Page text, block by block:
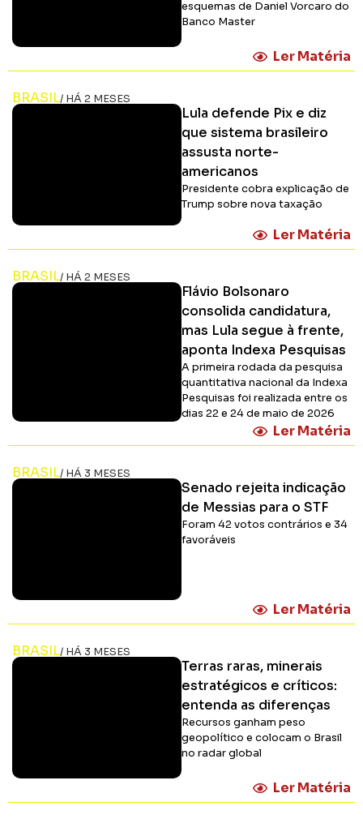
esquemas de Daniel Vorcaro do
Banco Master
Ler Matéria
BRASIL/ HÁ 2 MESES
Lula defende Pix e diz
que sistema brasileiro
assusta norte-
americanos
Presidente cobra explicação de
Trump sobre nova taxação
Ler Matéria
BRASIL/ HÁ 2 MESES
Flávio Bolsonaro
consolida candidatura,
mas Lula segue à frente,
aponta Indexa Pesquisas
A primeira rodada da pesquisa
quantitativa nacional da Indexa
Pesquisas foi realizada entre os
dias 22 e 24 de maio de 2026
Ler Matéria
BRASIL/ HÁ 3 MESES
Senado rejeita indicação
de Messias para o STF
Foram 42 votos contrários e 34
favoráveis
Ler Matéria
BRASIL/ HÁ 3 MESES
Terras raras, minerais
estratégicos e críticos:
entenda as diferenças
Recursos ganham peso
geopolítico e colocam o Brasil
no radar global
Ler Matéria